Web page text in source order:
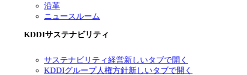
沿革
ニュースルーム
KDDIサステナビリティ
サステナビリティ経営新しいタブで開く
KDDIグループ人権方針新しいタブで開く